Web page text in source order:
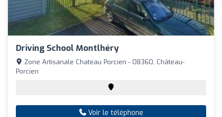
Driving School Montlhéry
Zone Artisanale Chateau Porcien - 08360, Château-
Porcien
Voir le téléphone